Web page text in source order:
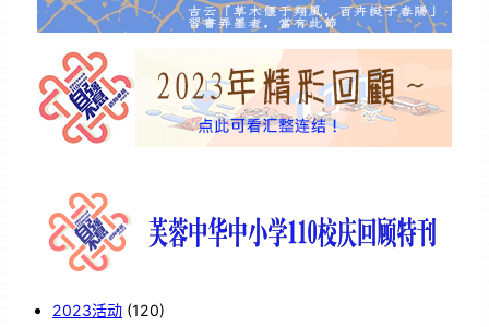
2023活动 (120)